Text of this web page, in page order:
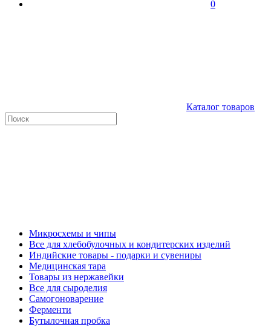
0
Каталог товаров
Микросхемы и чипы
Все для хлебобулочных и кондитерских изделий
Индийские товары - подарки и сувениры
Медицинская тара
Товары из нержавейки
Все для сыроделия
Самогоноварение
Ферменти
Бутылочная пробка